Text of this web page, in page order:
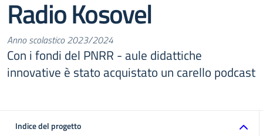
Radio Kosovel
Anno scolastico 2023/2024
Con i fondi del PNRR - aule didattiche
innovative è stato acquistato un carello podcast
Indice del progetto